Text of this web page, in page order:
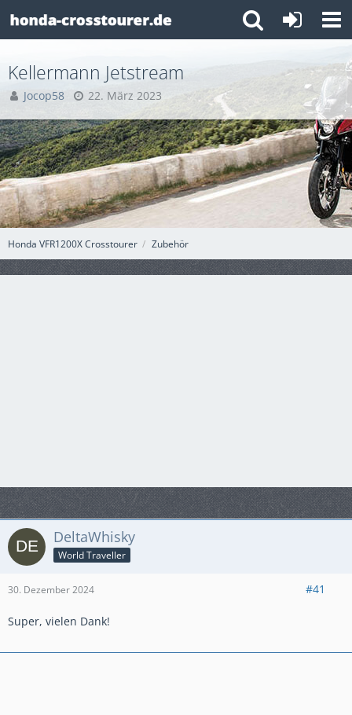
Honda VFR1200X Crosstourer Zubehör
Kellermann Jetstream
Jocop58 22. März 2023
DeltaWhisky
World Traveller
30. Dezember 2024 #41
Super, vielen Dank!